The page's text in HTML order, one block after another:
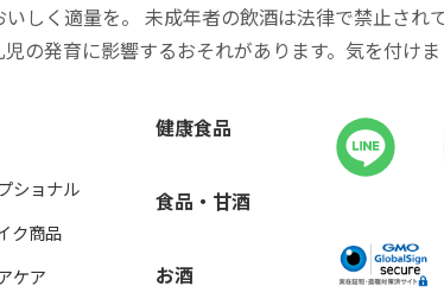
しく適量を。 未成年者の飲酒は法律で禁止され
の発育に影響するおそれがあります。気を付けま
ショナル
ク商品
ケア
健康食品
食品・甘酒
お酒